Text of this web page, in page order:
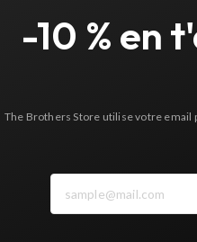
-10 % en
The Brothers Store utilise votre